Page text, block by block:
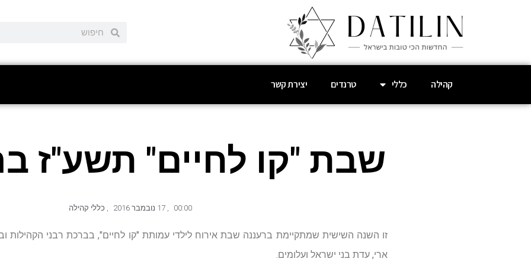
קהילה כללי טרנדים יצירת קשר
שבת "קו לחיים" תשע"ז
00:00
,
, כללי קהילה
זו השנה השישית שמתקיימת ברעננה שבת אירוח לילדי עמותת "קו לחיים", בברכת רבני הקהילות
ארי, עדת בני ישראל ועלומים.